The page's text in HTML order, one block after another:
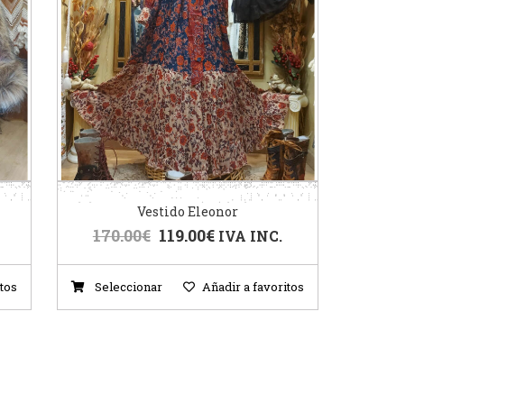
Vestido Eleonor
170.00€ 119.00€ IVA INC.
Seleccionar Añadir a favoritos